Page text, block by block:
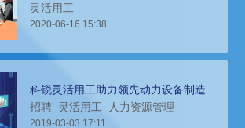
灵活用工
2020-06-16 15:38
科锐灵活用工助力领先动力设备制造商
建立财务共享中心
招聘 灵活用工 人力资源管理
2019-03-03 17:11